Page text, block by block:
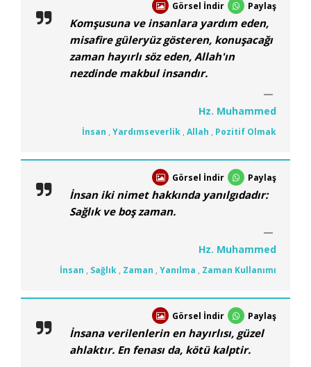
Görsel İndir Paylaş
Komşusuna ve insanlara yardım eden,
misafire güleryüz gösteren, konuşacağı
zaman hayırlı söz eden, Allah'ın
nezdinde makbul insandır.
Hz. Muhammed
İnsan , Yardımseverlik , Allah , Pozitif Olmak
Görsel İndir Paylaş
İnsan iki nimet hakkında yanılgıdadır:
Sağlık ve boş zaman.
Hz. Muhammed
İnsan , Sağlık , Zaman , Yanılma , Zaman Kullanımı
Görsel İndir Paylaş
İnsana verilenlerin en hayırlısı, güzel
ahlaktır. En fenası da, kötü kalptir.